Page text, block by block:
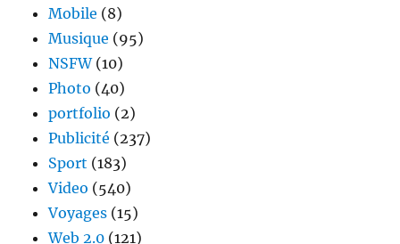
Mobile (8)
Musique (95)
NSFW(10)
Photo (40)
portfolio (2)
Publicité (237)
Sport (183)
Video (540)
Voyages (15)
Web 2.0 (121)